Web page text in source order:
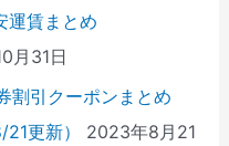
運賃まとめ
月31日
割引クーポンまとめ
更新）
2023年8月21